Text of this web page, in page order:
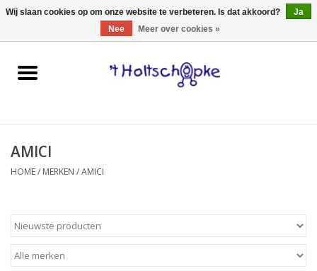
0 Artikelen - €0,00
Home
spellen
schmink & make-up
AMICI
HOME/ MERKEN /AMICI
Wij slaan cookies op om onze website te verbeteren. Is dat akkoord?
Ja
Nee
Meer over cookies »